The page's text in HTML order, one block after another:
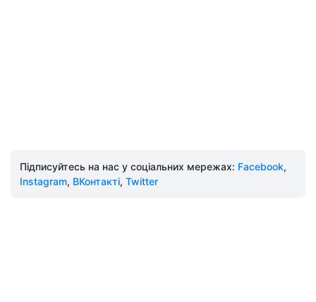
Підписуйтесь на нас у соціальних мережах: Facebook,
Instagram, ВКонтакті, Twitter